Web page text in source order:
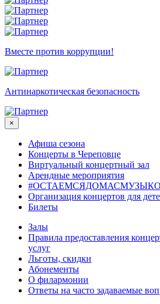
Вместе против коррупции!
Антинаркотическая безопасность
×
Афиша сезона
Концерты в Череповце
Виртуальный концертный зал
Арендные мероприятия
Организация концертов для
Билеты
Залы
Правила предоставления
услуг
Льготы, скидки
Абонементы
О филармонии
Ответы на часто задаваемые